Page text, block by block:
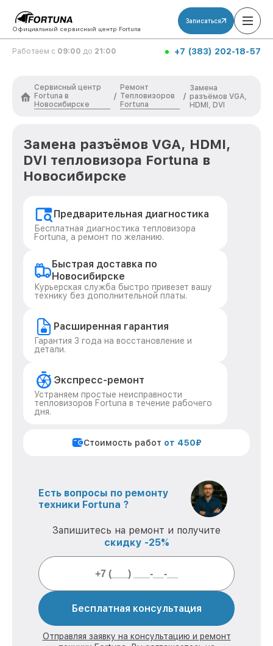
Официальный сервисный центр Fortuna
Записаться
Работаем с 09:00 до 21:00 +7 (383) 202-18-57
Сервисный центр
Fortuna в
Новосибирске
/
Ремонт
Тепловизоров
Fortuna
/
Замена
разъёмов VGA,
HDMI, DVI
Замена разъёмов VGA, HDMI,
DVI тепловизора Fortuna в
Новосибирске
Предварительная диагностика
Бесплатная диагностика тепловизора
Fortuna, а ремонт по желанию.
Быстрая доставка по
Новосибирске
Курьерская служба быстро привезет вашу
технику без дополнительной платы.
Расширенная гарантия
Гарантия 3 года на восстановление и
детали.
Экспресс-ремонт
Устраняем простые неисправности
тепловизоров Fortuna в течение рабочего
дня.
Стоимость работ от 450₽
Есть вопросы по ремонту
техники Fortuna ?
Запишитесь на ремонт и получите
скидку -25%
Бесплатная консультация
Отправляя заявку на консультацию и ремонт